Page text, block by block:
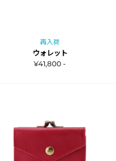
再入荷
ウォレット
¥41,800 -